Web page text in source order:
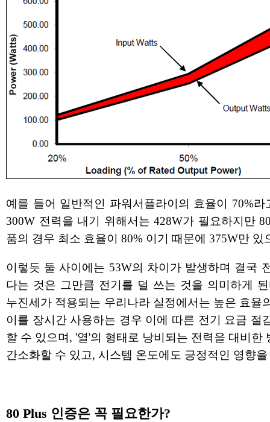
예를 들어 일반적인 파워서플라이의 효율이 70%라
300W 전력을 내기 위해서는 428W가 필요하지만
품의 경우 최소 효율이 80% 이기 때문에 375W만 있
이렇듯 둘 사이에는 53W의 차이가 발생하며 결국
다는 것은 그만큼 전기를 덜 쓰는 것을 의미하게
누진세가 적용되는 우리나라 실정에서는 높은 효율
이를 장시간 사용하는 경우 이에 따른 전기 요금 절
할 수 있으며, '열'의 형태로 낭비되는 전력을 대비한
간소화할 수 있고, 시스템 온도에도 긍정적인 영향
80 Plus 인증은 꼭 필요한가?